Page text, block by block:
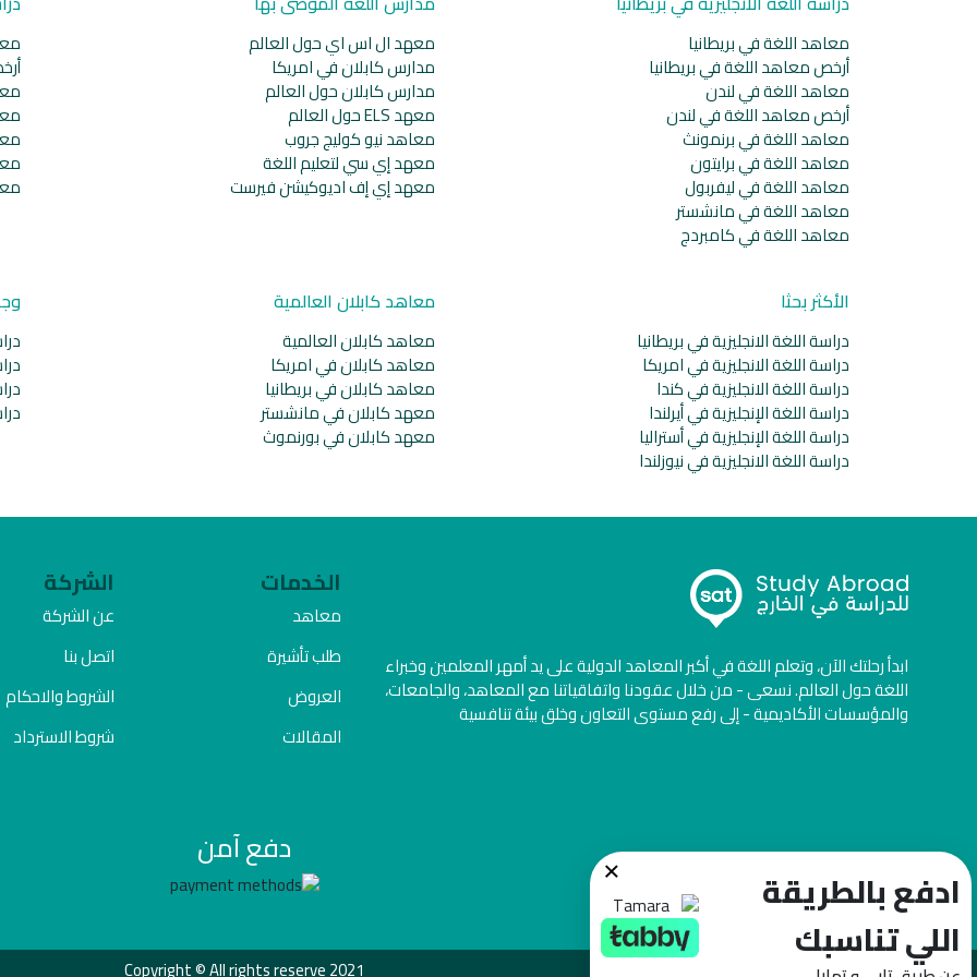
معاهد اللغة في بريطانيا
أرخص معاهد اللغة في بريطانيا
معاهد اللغة في لندن
أرخص معاهد اللغة في لندن
معاهد اللغة في برنمونث
معاهد اللغة في برايتون
معاهد اللغة في ليفربول
معاهد اللغة في مانشستر
معاهد اللغة في كامبردج
معهد ال اس اي حول العالم
مدارس كابلان في امريكا
مدارس كابلان حول العالم
معهد ELS حول العالم
معاهد نيو كوليج جروب
معهد إي سي لتعليم اللغة
معهد إي إف اديوكيشن فيرست
الأكثر بحثا
دراسة اللغة الانجليزية في بريطانيا
دراسة اللغة الانجليزية في امريكا
دراسة اللغة الانجليزية في كندا
دراسة اللغة الإنجليزية في أيرلندا
دراسة اللغة الإنجليزية في أستراليا
دراسة اللغة الانجليزية في نيوزلندا
معاهد كابلان العالمية
معاهد كابلان العالمية
معاهد كابلان في امريكا
معاهد كابلان في بريطانيا
معهد كابلان في مانشستر
معهد كابلان في بورنموث
ابدأ رحلتك الآن، وتعلم اللغة في أكبر المعاهد الدولية على يد أمهر المعلمين وخبراء
اللغة حول العالم. نسعى - من خلال عقودنا واتفاقياتنا مع المعاهد، والجامعات،
والمؤسسات الأكاديمية - إلى رفع مستوى التعاون وخلق بيئة تنافسية
الخدمات
معاهد
طلب تأشيرة
العروض
المقالات
الشركة
عن الشركة
اتصل بنا
الشروط والاحكام
شروط الاسترداد
دفع آمن
Copyright © All rights reserve 2021
×
ادفع بالطريقة
اللي تناسبك